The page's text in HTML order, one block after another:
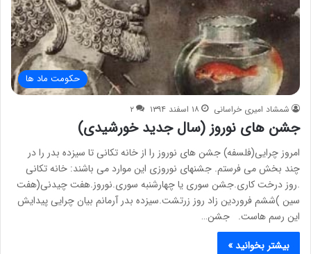
حکومت ماد ها
شمشاد امیری خراسانی ۱۸ اسفند ۱۳۹۴ ۲
جشن های نوروز (سال جدید خورشیدی)
امروز چرایی(فلسفه) جشن های نوروز را از خانه تکانی تا سیزده بدر را در
چند بخش می فرستم. جشنهای نوروزی این موارد می باشند: خانه تکانی
.روز درخت کاری.جشن سوری یا چهارشنبه سوری.نوروز.هفت چیدنی(هفت
سین )ششم فروردین زاد روز زرتشت.سیزده بدر آرمانم بیان چرایی پیدایش
این رسم هاست. جشن…
بیشتر بخوانید »